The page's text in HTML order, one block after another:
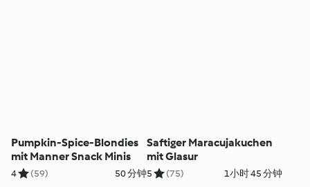
Pumpkin-Spice-Blondies
mit Manner Snack Minis
4 (59) 50 分钟
Saftiger Maracujakuchen
mit Glasur
5 (75) 1小时 45 分钟